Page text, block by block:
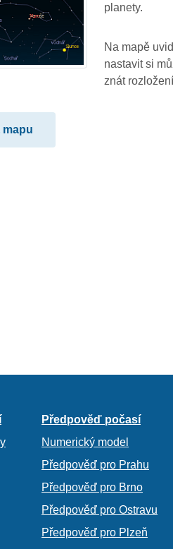
planety.
Na mapě
nastavit si
znát
mapu
Předpověď počasí
Numerický model
Předpověď pro Prahu
Předpověď pro Brno
Předpověď pro Ostravu
Předpověď pro Plzeň